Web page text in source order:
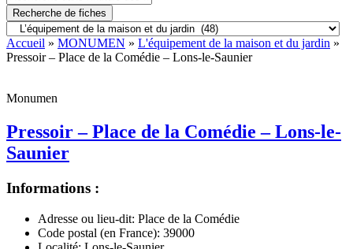
Recherche de fiches
Accueil » MONUMEN » L'équipement de la maison et du jardin »
Pressoir – Place de la Comédie – Lons-le-Saunier
Monumen
Pressoir – Place de la Comédie – Lons-le-
Saunier
Informations :
Adresse ou lieu-dit: Place de la Comédie
Code postal (en France): 39000